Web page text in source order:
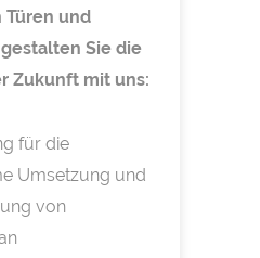
Türen und
Sie die
Zukunft mit uns:
für die
Umsetzung und
von